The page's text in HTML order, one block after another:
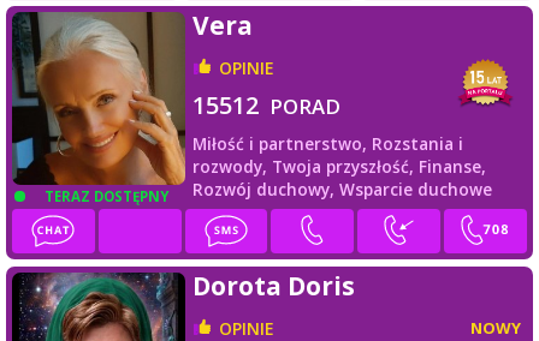
TERAZ DOSTĘPNY
Vera
OPINIE
15512 PORAD
Miłość i partnerstwo, Rozstania i
rozwody, Twoja przyszłość, Finanse,
Rozwój duchowy, Wsparcie duchowe
Dorota Doris
OPINIE NOWY